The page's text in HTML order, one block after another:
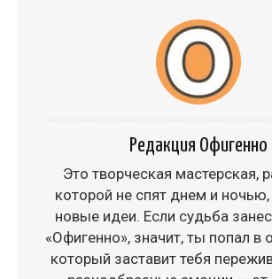
Редакция Офигенно
Это творческая мастерская,
которой не спят днем и ночью,
новые идеи. Если судьба
«Офигенно», значит, ты попал в
который заставит тебя